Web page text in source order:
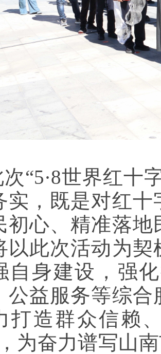
次“5·8世界红十
实，既是对红
初心、精准落
以此次活动为
自身建设，强
公益服务等综
打造群众信赖
为奋力谱写山